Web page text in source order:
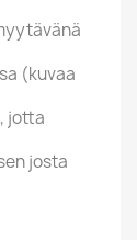
(kuvaa
jotta
josta